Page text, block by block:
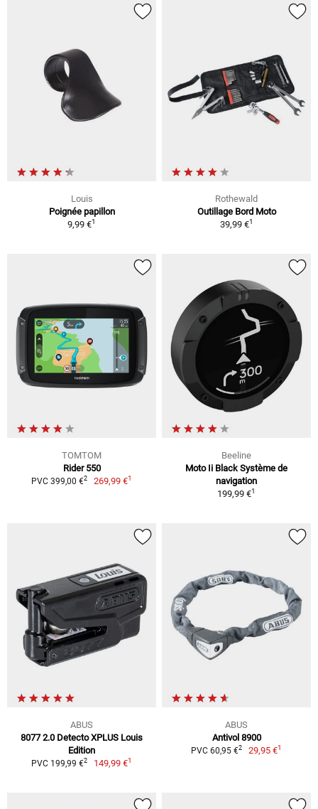
Louis
Poignée papillon
9,99 €1
Rothewald
Outillage Bord Moto
39,99 €1
TOMTOM
Rider 550
PVC 399,00 €2 269,99 €1
Beeline
Moto Ii Black Système de
navigation
199,99 €1
ABUS
8077 2.0 Detecto XPLUS Louis
Edition
PVC 199,99 €2 149,99 €1
ABUS
Antivol 8900
PVC 60,95 €2 29,95 €1